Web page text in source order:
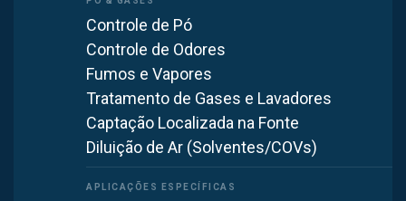
Controle de Pó
Controle de Odores
Fumos e Vapores
Tratamento de Gases e Lavadores
Captação Localizada na Fonte
Diluição de Ar (Solventes/COVs)